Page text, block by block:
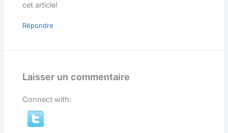
cet article!
Répondre
Laisser un commentaire
Connect with: